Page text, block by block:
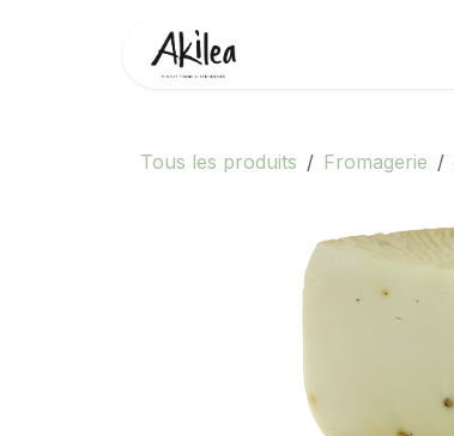
Tous les produits Fromagerie